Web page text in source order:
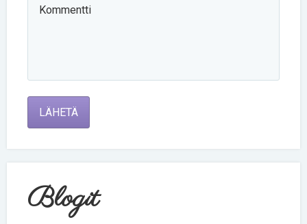
LÄHETÄ
Blogit